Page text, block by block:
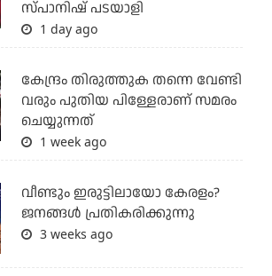
സ്പാനിഷ് പടയാളി
1 day ago
കേന്ദ്രം തിരുത്തുക തന്നെ വേണ്ടി
വരും പുതിയ പിള്ളേരാണ് സമരം
ചെയ്യുന്നത്
1 week ago
വീണ്ടും ഇരുട്ടിലായോ കേരളം?
ജനങ്ങൾ പ്രതികരിക്കുന്നു
3 weeks ago